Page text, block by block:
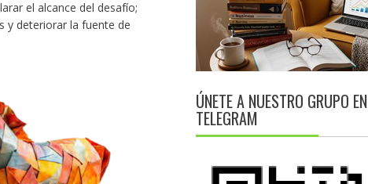
el alcance del desafío;
y deteriorar la fuente de
ÚNETE A NUESTRO GRUPO EN
TELEGRAM